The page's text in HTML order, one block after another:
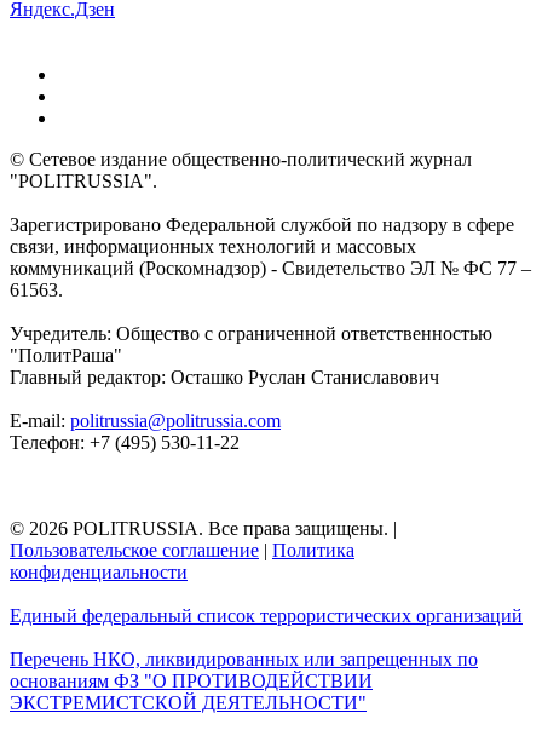
Яндекс.Дзен
© Сетевое издание общественно-политический журнал
"POLITRUSSIA".
Зарегистрировано Федеральной службой по надзору в сфере
связи, информационных технологий и массовых
коммуникаций (Роскомнадзор) - Свидетельство ЭЛ № ФС 77 –
61563.
Учредитель: Общество с ограниченной ответственностью
"ПолитРаша"
Главный редактор: Осташко Руслан Станиславович
E-mail: politrussia@politrussia.com
Телефон: +7 (495) 530-11-22
© 2026 POLITRUSSIA. Все права защищены. |
Пользовательское соглашение | Политика
конфиденциальности
Единый федеральный список террористических организаций
Перечень НКО, ликвидированных или запрещенных по
основаниям ФЗ "О ПРОТИВОДЕЙСТВИИ
ЭКСТРЕМИСТСКОЙ ДЕЯТЕЛЬНОСТИ"